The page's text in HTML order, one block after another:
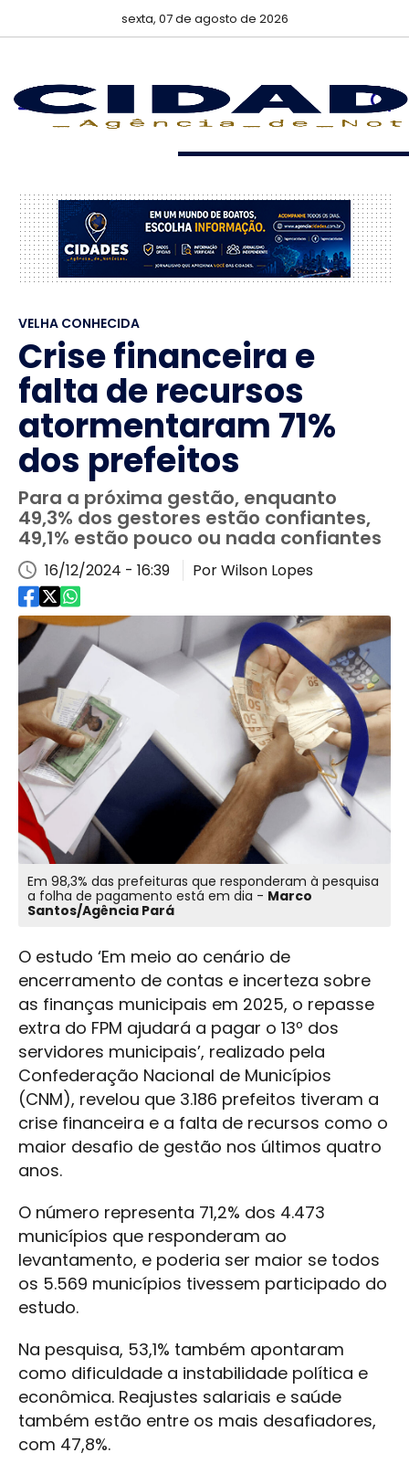
sexta, 07 de agosto de 2026
VELHA CONHECIDA
Crise financeira e
falta de recursos
atormentaram 71%
dos prefeitos
Para a próxima gestão, enquanto
49,3% dos gestores estão confiantes,
49,1% estão pouco ou nada confiantes
16/12/2024 - 16:39 Por Wilson Lopes
Em 98,3% das prefeituras que responderam à pesquisa
a folha de pagamento está em dia - Marco
Santos/Agência Pará
O estudo ‘Em meio ao cenário de
encerramento de contas e incerteza sobre
as finanças municipais em 2025, o repasse
extra do FPM ajudará a pagar o 13º dos
servidores municipais’, realizado pela
Confederação Nacional de Municípios
(CNM), revelou que 3.186 prefeitos tiveram a
crise financeira e a falta de recursos como o
maior desafio de gestão nos últimos quatro
anos.
O número representa 71,2% dos 4.473
municípios que responderam ao
levantamento, e poderia ser maior se todos
os 5.569 municípios tivessem participado do
estudo.
Na pesquisa, 53,1% também apontaram
como dificuldade a instabilidade política e
econômica. Reajustes salariais e saúde
também estão entre os mais desafiadores,
com 47,8%.